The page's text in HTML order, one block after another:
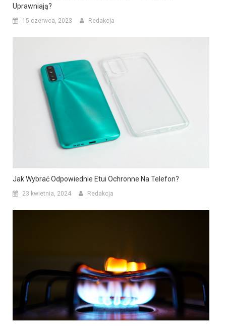
Uprawniają?
15 czerwca, 2023 Redakcja
Jak Wybrać Odpowiednie Etui Ochronne Na Telefon?
23 kwietnia, 2024 Redakcja